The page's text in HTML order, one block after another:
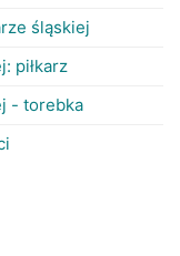
śląskiej
piłkarz
- torebka